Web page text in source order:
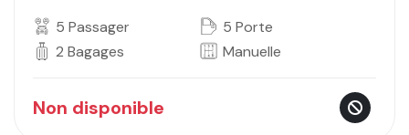
5 Passager
5 Porte
2 Bagages
Manuelle
Non disponible